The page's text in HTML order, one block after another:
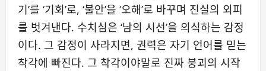
기’를 ‘기회’로, ‘불안’을 ‘오해’로 바꾸며 진실의 외피
를 벗겨낸다. 수치심은 ‘남의 시선’을 의식하는 감정
이다. 그 감정이 사라지면, 권력은 자기 언어를 믿는
착각에 빠진다. 그 착각이야말로 진짜 붕괴의 시작